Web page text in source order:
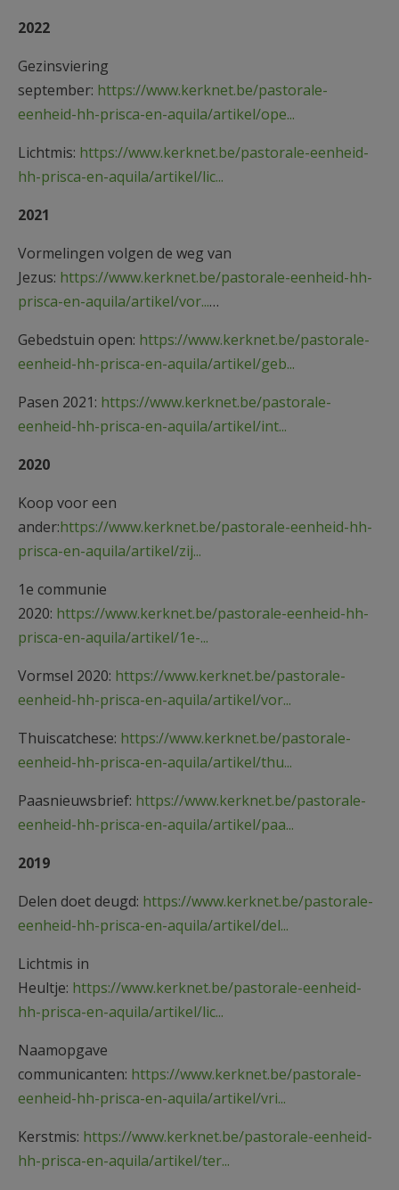
2022
Gezinsviering
september: https://www.kerknet.be/pastorale-
eenheid-hh-prisca-en-aquila/artikel/ope...
Lichtmis: https://www.kerknet.be/pastorale-eenheid-
hh-prisca-en-aquila/artikel/lic...
2021
Vormelingen volgen de weg van
Jezus: https://www.kerknet.be/pastorale-eenheid-hh-
prisca-en-aquila/artikel/vor...…
Gebedstuin open: https://www.kerknet.be/pastorale-
eenheid-hh-prisca-en-aquila/artikel/geb...
Pasen 2021: https://www.kerknet.be/pastorale-
eenheid-hh-prisca-en-aquila/artikel/int...
2020
Koop voor een
ander:https://www.kerknet.be/pastorale-eenheid-hh-
prisca-en-aquila/artikel/zij...
1e communie
2020: https://www.kerknet.be/pastorale-eenheid-hh-
prisca-en-aquila/artikel/1e-...
Vormsel 2020: https://www.kerknet.be/pastorale-
eenheid-hh-prisca-en-aquila/artikel/vor...
Thuiscatchese: https://www.kerknet.be/pastorale-
eenheid-hh-prisca-en-aquila/artikel/thu...
Paasnieuwsbrief: https://www.kerknet.be/pastorale-
eenheid-hh-prisca-en-aquila/artikel/paa...
2019
Delen doet deugd: https://www.kerknet.be/pastorale-
eenheid-hh-prisca-en-aquila/artikel/del...
Lichtmis in
Heultje: https://www.kerknet.be/pastorale-eenheid-
hh-prisca-en-aquila/artikel/lic...
Naamopgave
communicanten: https://www.kerknet.be/pastorale-
eenheid-hh-prisca-en-aquila/artikel/vri...
Kerstmis: https://www.kerknet.be/pastorale-eenheid-
hh-prisca-en-aquila/artikel/ter...